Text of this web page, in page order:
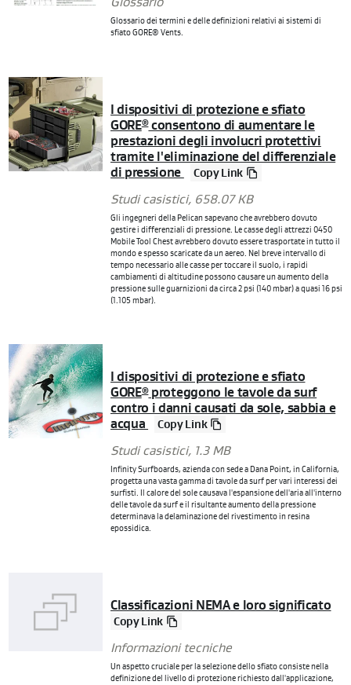
Glossario dei termini e delle definizioni relativi ai sistemi di
sfiato GORE® Vents.
I dispositivi di protezione e sfiato
GORE®consentono di aumentare le
prestazioni degli involucri protettivi
tramite l'eliminazione del differenziale
di pressione
Copy Link
Studi casistici, 658.07 KB
Gli ingegneri della Pelican sapevano che avrebbero dovuto
gestire i differenziali di pressione. Le casse degli attrezzi 0450
Mobile Tool Chest avrebbero dovuto essere trasportate in tutto il
mondo e spesso scaricate da un aereo. Nel breve intervallo di
tempo necessario alle casse per toccare il suolo, i rapidi
cambiamenti di altitudine possono causare un aumento della
pressione sulle guarnizioni da circa 2 psi (140 mbar) a quasi 16 psi
(1.105 mbar).
I dispositivi di protezione e sfiato
GORE®proteggono le tavole da surf
contro i danni causati da sole, sabbia e
acqua
Copy Link
Studi casistici, 1.3 MB
Infinity Surfboards, azienda con sede a Dana Point, in California,
progetta una vasta gamma di tavole da surf per vari interessi dei
surfisti. Il calore del sole causava l'espansione dell'aria all'interno
delle tavole da surf e il risultante aumento della pressione
determinava la delaminazione del rivestimento in resina
epossidica.
Classificazioni NEMA e loro significato
Copy Link
Informazioni tecniche
Un aspetto cruciale per la selezione dello sfiato consiste nella
definizione del livello di protezione richiesto dall'applicazione,